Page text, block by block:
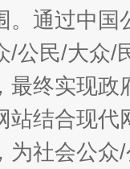
。通过中
/公民/大众/
最终实现
站结合现
为社会公